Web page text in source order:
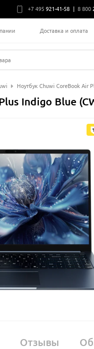
+7 495 921-41-58 8 800
Доставка и оплата
Ноутбук Chuwi CoreBook Air
Indigo Blue
Отзывы